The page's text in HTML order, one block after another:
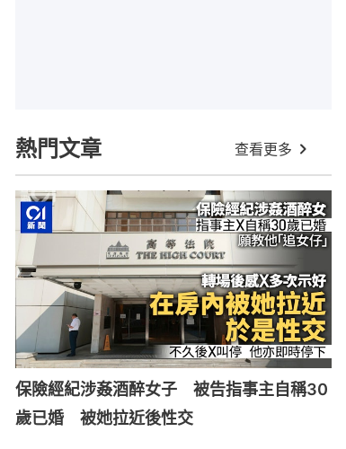
熱門文章 查看更多
保險經紀涉姦酒醉女子 被告指事主自稱30
歲已婚 被她拉近後性交